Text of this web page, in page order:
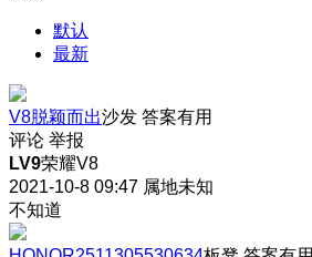
默认
最新
V8脱颖而出沙发 答案有用
评论 举报
LV9荣耀V8
2021-10-8 09:47 属地未知
不知道